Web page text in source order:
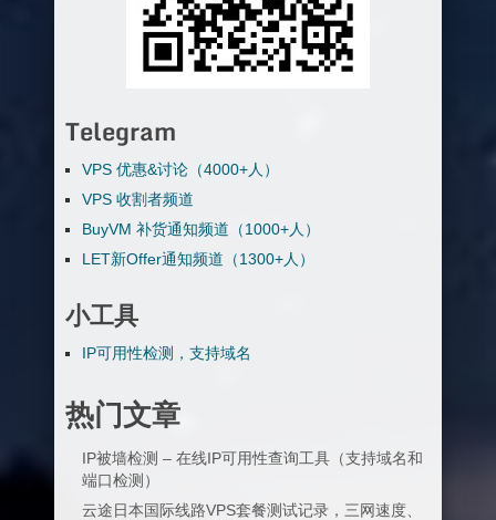
Telegram
VPS 优惠&讨论（4000+人）
VPS 收割者频道
BuyVM 补货通知频道（1000+人）
LET新Offer通知频道（1300+人）
小工具
IP可用性检测，支持域名
热门文章
IP被墙检测 – 在线IP可用性查询工具（支持域名和
端口检测）
云途日本国际线路VPS套餐测试记录，三网速度、